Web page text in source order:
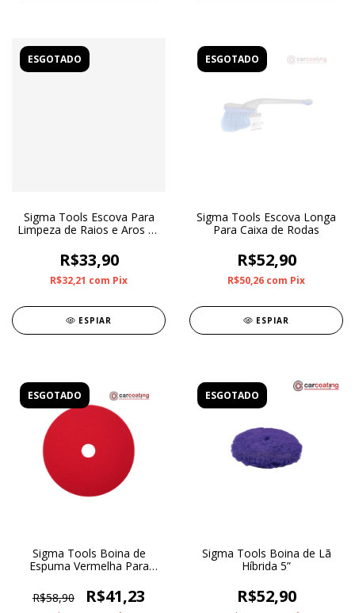
ESGOTADO
Sigma Tools Escova Para
Limpeza de Raios e Aros de
R$33,90
R$32,21 com Pix
ESPIAR
ESGOTADO
Sigma Tools Escova Longa
Para Caixa de Rodas
R$52,90
R$50,26 com Pix
ESPIAR
ESGOTADO
Sigma Tools Boina de
Espuma Vermelha Para
R$58,90
R$41,23
ESGOTADO
Sigma Tools Boina de Lã
Híbrida 5”
R$52,90